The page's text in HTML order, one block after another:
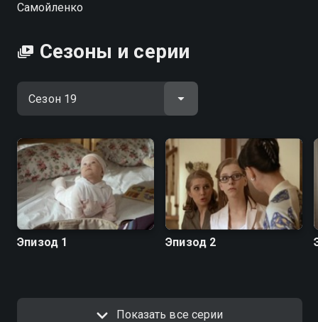
Самойленко
Сезоны и серии
Эпизод 1 Эпизод 2
Показать все серии